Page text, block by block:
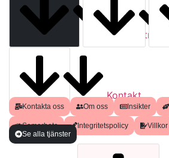
Milströms
Kontakt
Kontakta oss Om oss Insikter
Samarbete Integritetspolicy
Villkor
Se alla tjänster